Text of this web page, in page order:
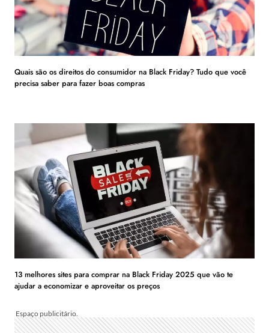
Quais são os direitos do consumidor na Black Friday? Tudo que você
precisa saber para fazer boas compras
13 melhores sites para comprar na Black Friday 2025 que vão te
ajudar a economizar e aproveitar os preços